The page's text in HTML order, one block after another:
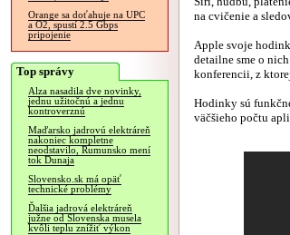
Orange sa doťahuje na UPC
a O2, spustí 2.5 Gbps
pripojenie
Top správy
Alza nasadila dve novinky,
jednu užitočnú a jednu
kontroverznú
Maďarsko jadrovú elektráreň
nakoniec kompletne
neodstavilo, Rumunsko mení
tok Dunaja
Slovensko.sk má opäť
technické problémy
Ďalšia jadrová elektráreň
južne od Slovenska musela
kvôli teplu znížiť výkon
na cvičenie a
Apple svoje
detailne sme o
konferencii, z
Hodinky sú
väčšieho počtu